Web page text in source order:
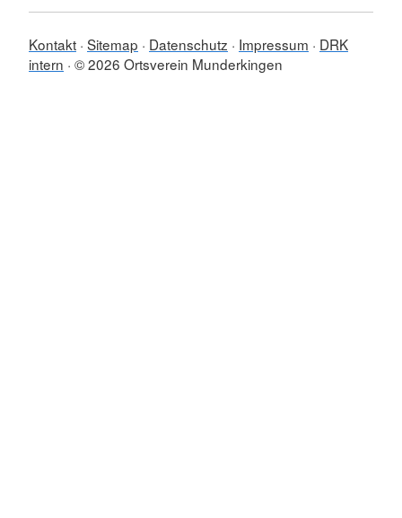
Kontakt Sitemap Datenschutz Impressum
DRK
intern © 2026 Ortsverein Munderkingen